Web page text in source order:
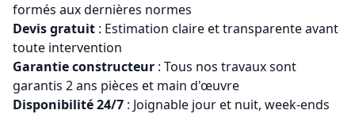
formés aux dernières normes
Devis gratuit : Estimation claire et transparente avant
toute intervention
Garantie constructeur : Tous nos travaux sont
garantis 2 ans pièces et main d'œuvre
Disponibilité 24/7 : Joignable jour et nuit, week-ends